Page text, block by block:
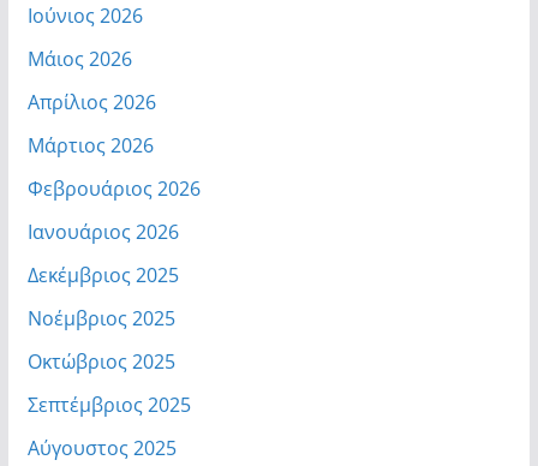
Ιούνιος 2026
Μάιος 2026
Απρίλιος 2026
Μάρτιος 2026
Φεβρουάριος 2026
Ιανουάριος 2026
Δεκέμβριος 2025
Νοέμβριος 2025
Οκτώβριος 2025
Σεπτέμβριος 2025
Αύγουστος 2025